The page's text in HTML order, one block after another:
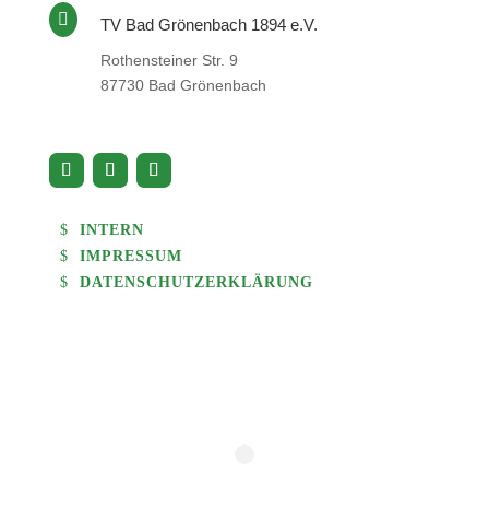
 TV Bad Grönenbach 1894 e.V.
Rothensteiner Str. 9
87730 Bad Grönenbach
INTERN
IMPRESSUM
DATENSCHUTZERKLÄRUNG